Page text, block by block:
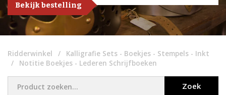
Bekijk bestelling
Ridderwinkel
Kalligrafie Sets - Boekjes - Stempels - Inkt
Notitie Boekjes - Lederen Schrijfboeken
Zoek